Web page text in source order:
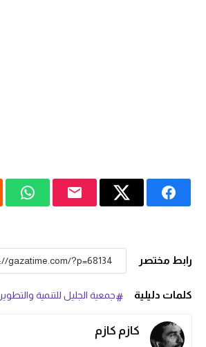
رابط مختصر
كلمات دليلية جمعية الجليل للتنمية والتطوير
كازم كازم